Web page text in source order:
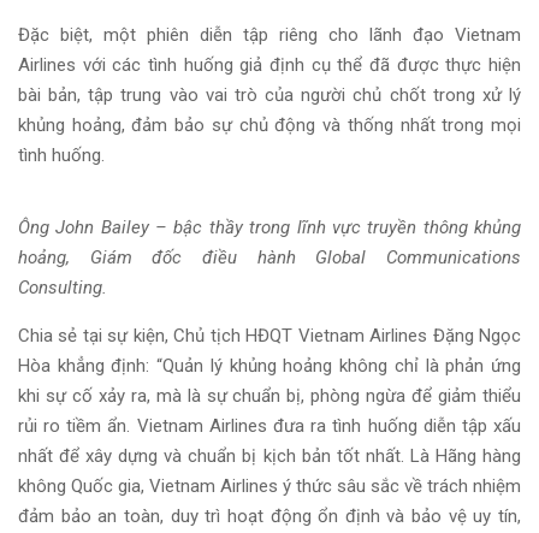
Đặc biệt, một phiên diễn tập riêng cho lãnh đạo Vietnam
Airlines với các tình huống giả định cụ thể đã được thực hiện
bài bản, tập trung vào vai trò của người chủ chốt trong xử lý
khủng hoảng, đảm bảo sự chủ động và thống nhất trong mọi
tình huống.
Ông John Bailey – bậc thầy trong lĩnh vực truyền thông khủng
hoảng, Giám đốc điều hành Global Communications
Consulting.
Chia sẻ tại sự kiện, Chủ tịch HĐQT Vietnam Airlines Đặng Ngọc
Hòa khẳng định: “Quản lý khủng hoảng không chỉ là phản ứng
khi sự cố xảy ra, mà là sự chuẩn bị, phòng ngừa để giảm thiểu
rủi ro tiềm ẩn. Vietnam Airlines đưa ra tình huống diễn tập xấu
nhất để xây dựng và chuẩn bị kịch bản tốt nhất. Là Hãng hàng
không Quốc gia, Vietnam Airlines ý thức sâu sắc về trách nhiệm
đảm bảo an toàn, duy trì hoạt động ổn định và bảo vệ uy tín,